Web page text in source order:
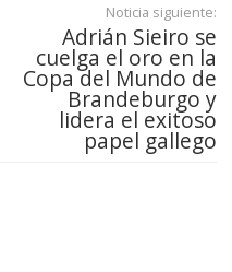
Noticia siguiente:
Adrián Sieiro se
cuelga el oro en la
Copa del Mundo de
Brandeburgo y
lidera el exitoso
papel gallego